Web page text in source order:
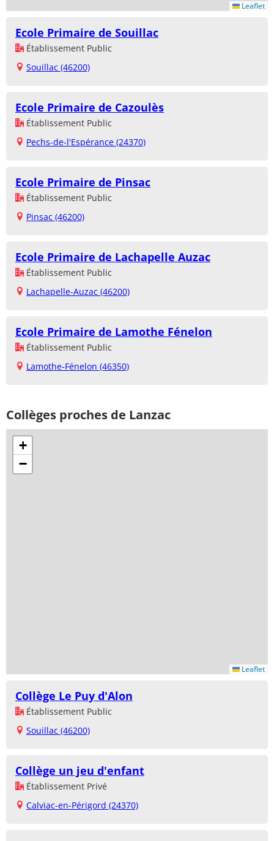
Leaflet
Ecole Primaire de Souillac
Établissement Public
Souillac (46200)
Ecole Primaire de Cazoulès
Établissement Public
Pechs-de-l'Espérance (24370)
Ecole Primaire de Pinsac
Établissement Public
Pinsac (46200)
Ecole Primaire de Lachapelle Auzac
Établissement Public
Lachapelle-Auzac (46200)
Ecole Primaire de Lamothe Fénelon
Établissement Public
Lamothe-Fénelon (46350)
Collèges proches de Lanzac
+
−
Leaflet
Collège Le Puy d'Alon
Établissement Public
Souillac (46200)
Collège un jeu d'enfant
Établissement Privé
Calviac-en-Périgord (24370)